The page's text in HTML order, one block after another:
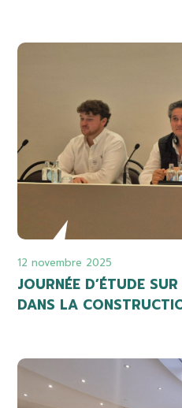
12 novembre 2025
JOURNÉE D’ÉTUDE
DANS LA